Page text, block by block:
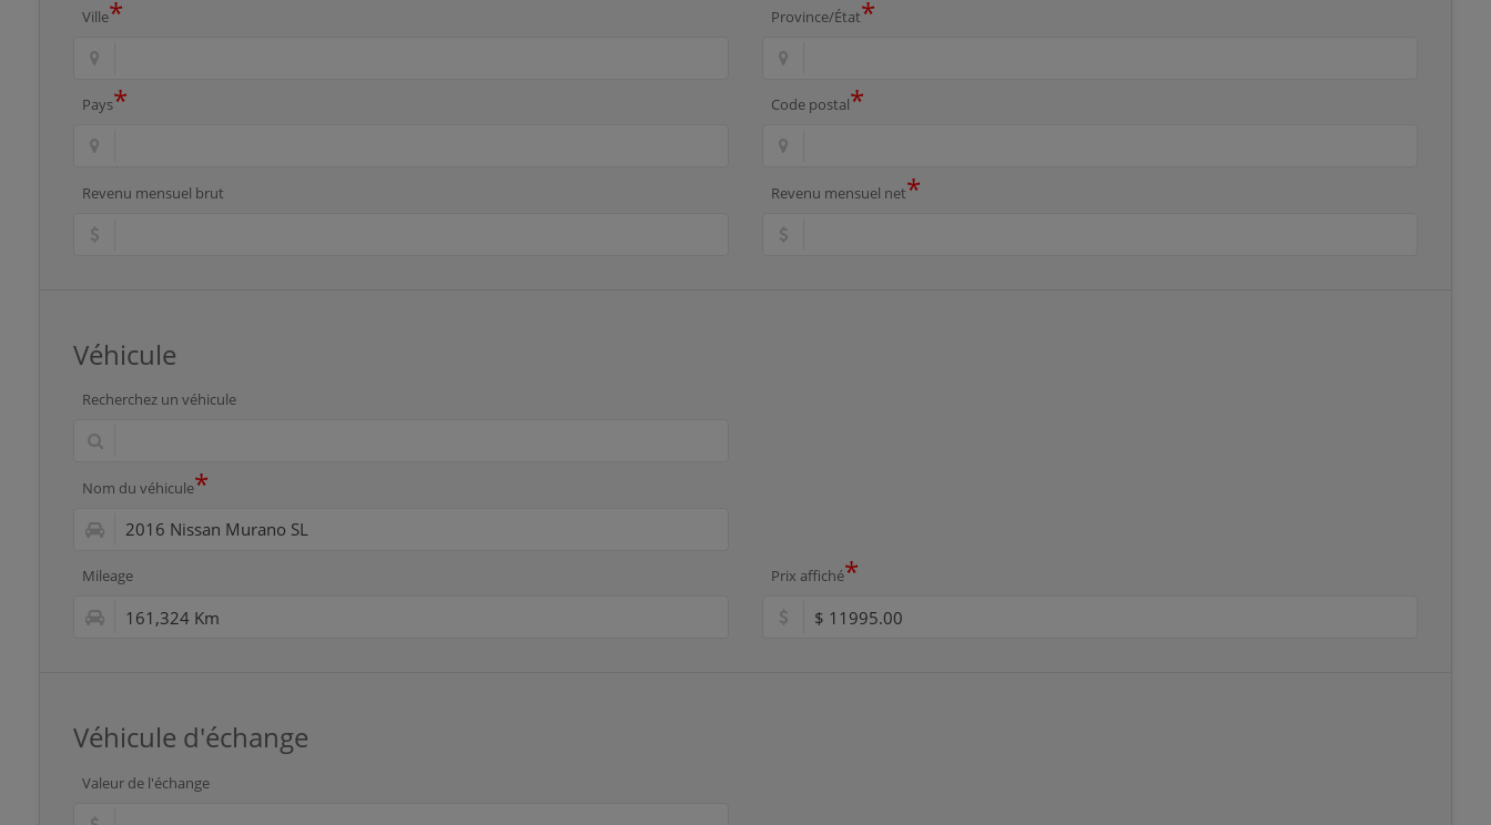
Ville* Province/État*
Pays* Code postal*
Revenu mensuel brut Revenu mensuel net*
Véhicule
Recherchez un véhicule
Nom du véhicule*
Mileage Prix affiché*
Véhicule d'échange
Valeur de l'échange